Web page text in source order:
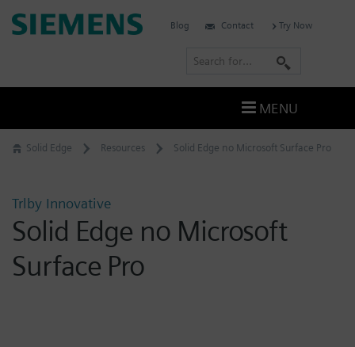
Skip
to
Solid Edge Resources Solid Edge no Microsoft Surface Pro
Trlby Innovative
Solid Edge no Microsoft
Surface Pro
Siemens
Blog Contact Try Now
r
c
MENU